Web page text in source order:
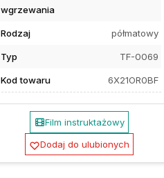
wgrzewania
Rodzaj półmatowy
Typ TF-0069
Kod towaru 6X21OR0BF
Film instruktażowy
Dodaj do ulubionych